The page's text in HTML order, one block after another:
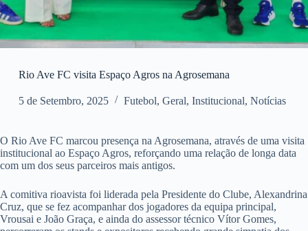
Rio Ave FC visita Espaço Agros na Agrosemana
5 de Setembro, 2025 Futebol, Geral, Institucional, Notícias
O Rio Ave FC marcou presença na Agrosemana, através de uma visita
institucional ao Espaço Agros, reforçando uma relação de longa data
com um dos seus parceiros mais antigos.
A comitiva rioavista foi liderada pela Presidente do Clube, Alexandrina
Cruz, que se fez acompanhar dos jogadores da equipa principal,
Vrousai e João Graça, e ainda do assessor técnico Vítor Gomes,